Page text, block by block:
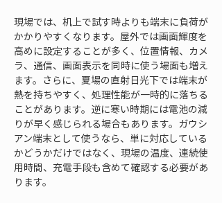
現場では、机上で試す時よりも端末に負荷が
かかりやすくなります。屋外では画面輝度を
高めに設定することが多く、位置情報、カメ
ラ、通信、画面表示を同時に使う場面も増え
ます。さらに、夏場の直射日光下では端末が
熱を持ちやすく、処理性能が一時的に落ちる
ことがあります。逆に寒い時期には電池の減
りが早く感じられる場合もあります。ガウシ
アン端末として使うなら、単に対応している
かどうかだけではなく、現場の温度、連続使
用時間、充電手段も含めて確認する必要があ
ります。